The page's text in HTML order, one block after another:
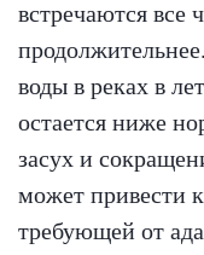
встречаются все
воды в реках в
остается ниже
засух и
может привести
требующей от